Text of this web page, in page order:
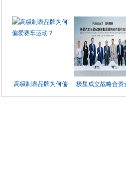
高级制表品牌为何偏 极星成立战略合资